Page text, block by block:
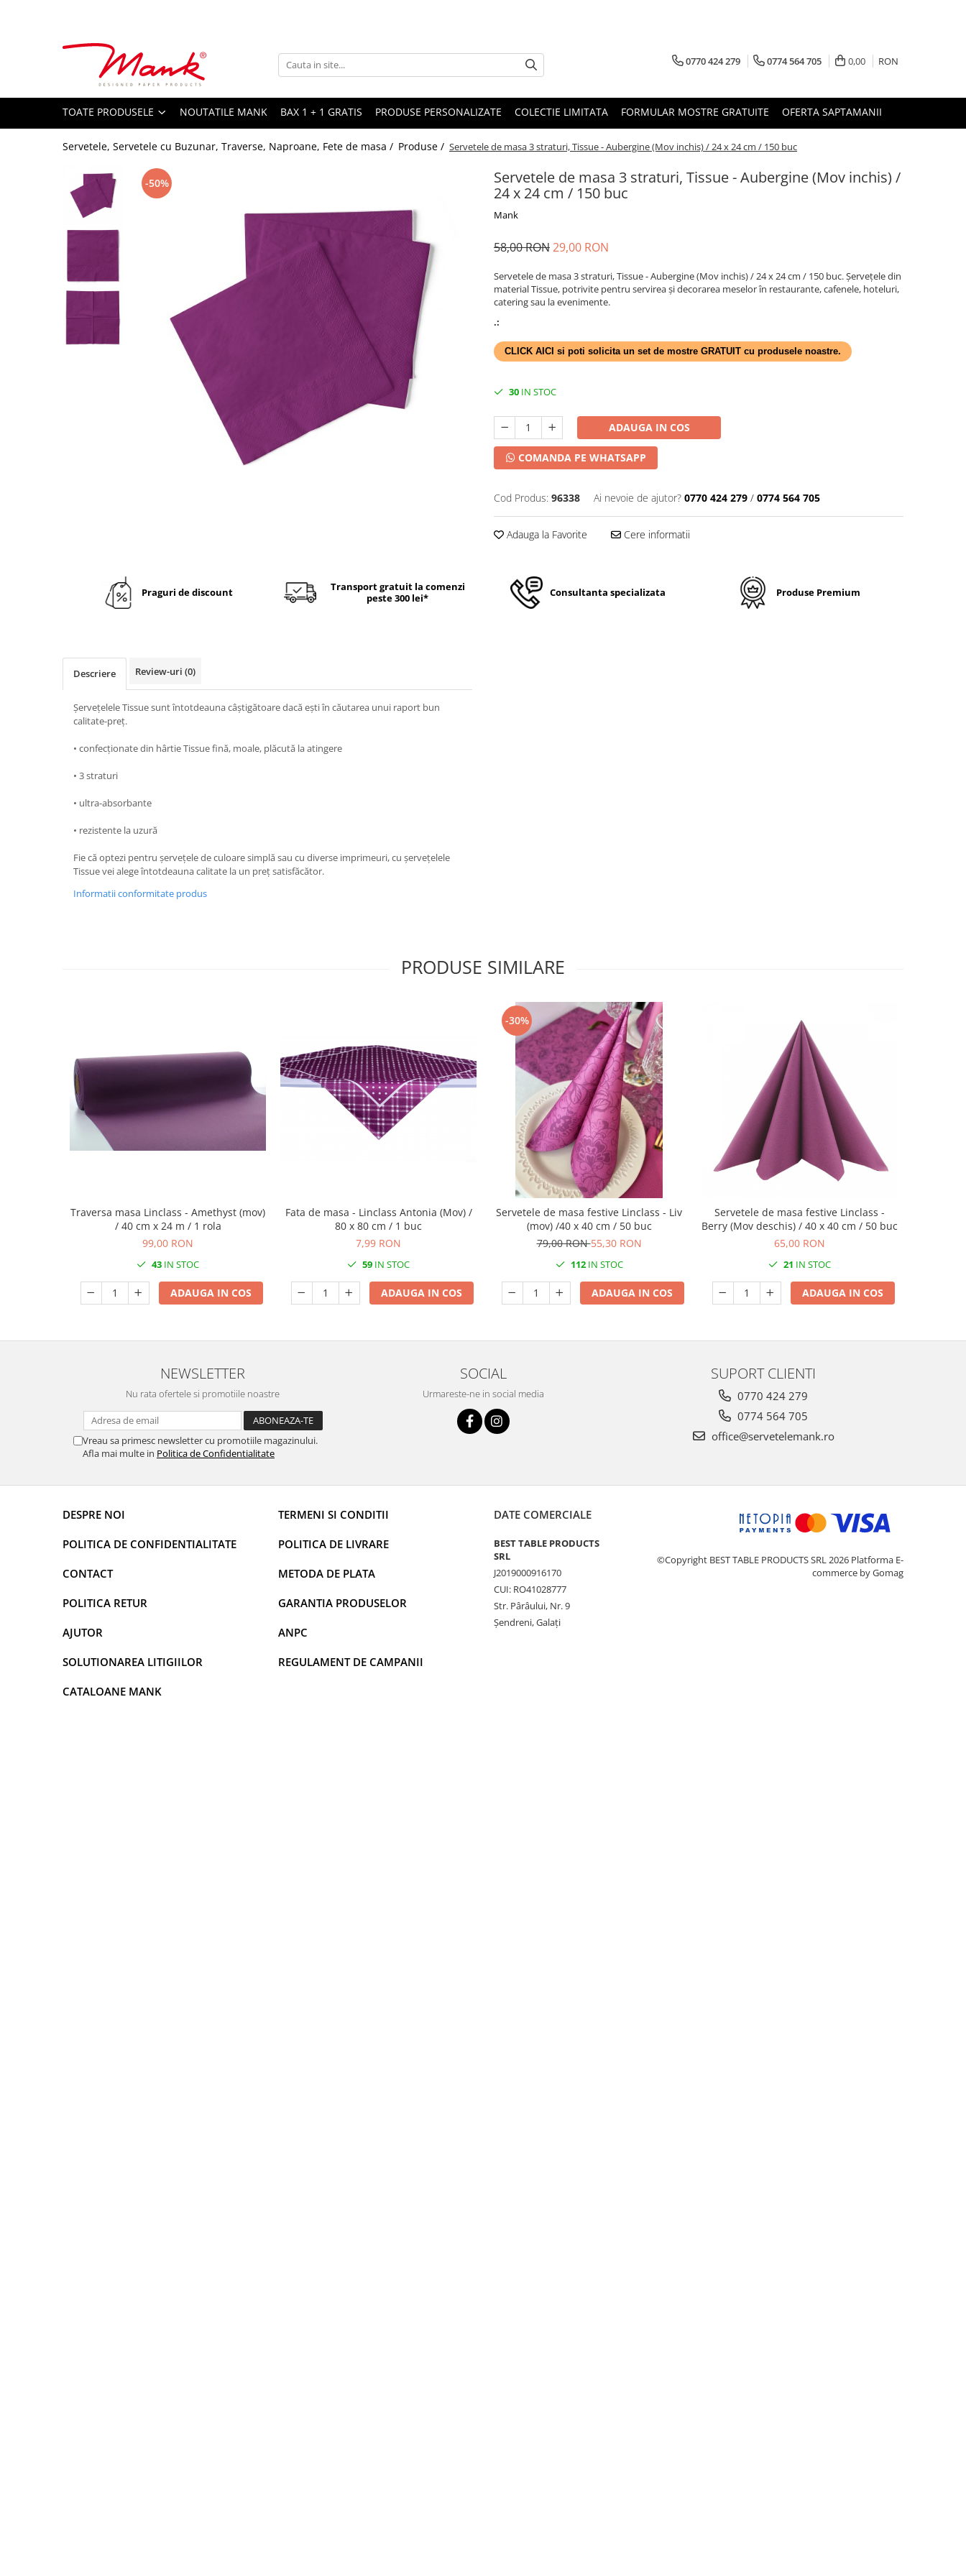
Toate Produsele
IMPRIMEU
SERVETELE FESTIVE
ANIVERSARE SAU BOTEZ
TEMATICA MARINA - PESCARESTI
LINCLASS, High Quality
TRAVERSE DE MASA
AURIU, ARGINTIU & BRONZ
Cu IMPRIMEU
FETE DE MASA
CAPACE, COASTERE & BAVETE
FUSTE MASA BUFET
SPA & WELLNESS
SETURI DE MASA
DECOR AURIU
DECOR ARGINTIU & GRI
DECOR BRONZ
DECOR PORTOCALIU & CARAMIZIU
DECOR GALBEN
DECOR BEJ & MARO
DECOR NUNTA & LOGODNA
DECOR EVENIMENTE CORPORATE
TEMATICA MEDITERANEANA
TEMATICA BOTANICA / VEGETALA
TEMATICA RUSTICA
TEMATICA ROMANTICA
DECOR ZIUA ROMANIEI
DECOR CRACIUN & REVELION
DECOR TOAMNA
DECOR IARNA
0770 424 279 0774 564 705 0,00 RON
TOATE PRODUSELE NOUTATILE MANK BAX 1 + 1 GRATIS PRODUSE PERSONALIZATE COLECTIE LIMITATA FORMULAR MOSTRE GRATUITE OFERTA SAPTAMANII
Servetele, Servetele cu Buzunar, Traverse, Naproane, Fete de masa / Produse / Servetele de masa 3 straturi, Tissue - Aubergine (Mov inchis) / 24 x 24 cm / 150 buc
Servetele de masa 3 straturi, Tissue - Aubergine (Mov inchis) /
24 x 24 cm / 150 buc
Mank
-50%
58,00 RON29,00 RON
Servetele de masa 3 straturi, Tissue - Aubergine (Mov inchis) / 24 x 24 cm / 150 buc. Șervețele din
material Tissue, potrivite pentru servirea și decorarea meselor în restaurante, cafenele, hoteluri,
catering sau la evenimente.
.:
CLICK AICI si poti solicita un set de mostre GRATUIT cu produsele noastre.
30 IN STOC
ADAUGA IN COS
COMANDA PE WHATSAPP
Cod Produs: 96338 Ai nevoie de ajutor? 0770 424 279 / 0774 564 705
Adauga la Favorite Cere informatii
Praguri de discount
Transport gratuit la comenzi
peste 300 lei*
Consultanta specializata Produse Premium
Descriere Review-uri (0)
Șervețelele Tissue sunt întotdeauna câștigătoare dacă ești în căutarea unui raport bun
calitate-preț.
• confecționate din hârtie Tissue fină, moale, plăcută la atingere
• 3 straturi
• ultra-absorbante
• rezistente la uzură
Fie că optezi pentru șervețele de culoare simplă sau cu diverse imprimeuri, cu șervețelele
Tissue vei alege întotdeauna calitate la un preț satisfăcător.
Informatii conformitate produs
PRODUSE SIMILARE
Traversa masa Linclass - Amethyst (mov)
/ 40 cm x 24 m / 1 rola
99,00 RON
43 IN STOC
ADAUGA IN COS
Fata de masa - Linclass Antonia (Mov) /
80 x 80 cm / 1 buc
7,99 RON
59 IN STOC
ADAUGA IN COS
-30%
Servetele de masa festive Linclass - Liv
(mov) /40 x 40 cm / 50 buc
79,00 RON55,30 RON
112IN STOC
ADAUGA IN COS
Servetele de masa festive Linclass -
Berry (Mov deschis) / 40 x 40 cm / 50 buc
65,00 RON
21 IN STOC
ADAUGA IN COS
NEWSLETTER
Nu rata ofertele si promotiile noastre
Vreau sa primesc newsletter cu promotiile magazinului.
Afla mai multe in Politica de Confidentialitate
SOCIAL
Urmareste-ne in social media
SUPORT CLIENTI
0770 424 279
0774 564 705
office@servetelemank.ro
DESPRE NOI
POLITICA DE CONFIDENTIALITATE
CONTACT
POLITICA RETUR
AJUTOR
SOLUTIONAREA LITIGIILOR
CATALOANE MANK
TERMENI SI CONDITII
POLITICA DE LIVRARE
METODA DE PLATA
GARANTIA PRODUSELOR
ANPC
REGULAMENT DE CAMPANII
DATE COMERCIALE
BEST TABLE PRODUCTS
SRL
J2019000916170
CUI: RO41028777
Str. Pârâului, Nr. 9
Șendreni, Galați
©Copyright BEST TABLE PRODUCTS SRL 2026 Platforma E-
commerce by Gomag